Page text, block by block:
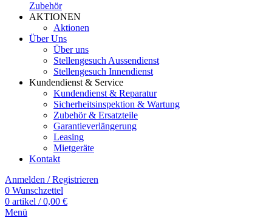
Zubehör
AKTIONEN
Aktionen
Über Uns
Über uns
Stellengesuch Aussendienst
Stellengesuch Innendienst
Kundendienst & Service
Kundendienst & Reparatur
Sicherheitsinspektion & Wartung
Zubehör & Ersatzteile
Garantieverlängerung
Leasing
Mietgeräte
Kontakt
Anmelden / Registrieren
0 Wunschzettel
0 artikel / 0,00 €
Menü